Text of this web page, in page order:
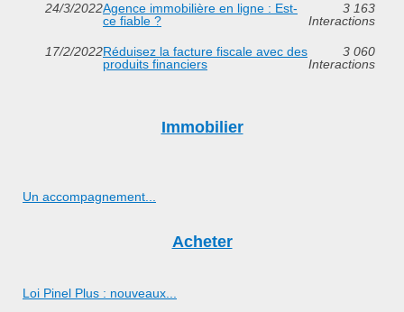
24/3/2022Agence immobilière en ligne : Est-
ce fiable ?
3 163
Interactions
17/2/2022Réduisez la facture fiscale avec des
produits financiers
3 060
Interactions
Immobilier
Un accompagnement...
Acheter
Loi Pinel Plus : nouveaux...